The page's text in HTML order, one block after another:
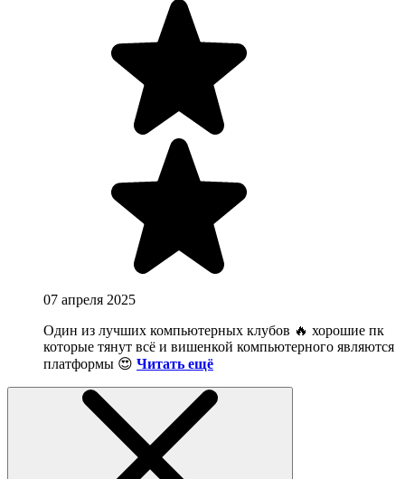
07 апреля 2025
Один из лучших компьютерных клубов 🔥 хорошие пк
которые тянут всё и вишенкой компьютерного являются
платформы 😍 Читать ещё